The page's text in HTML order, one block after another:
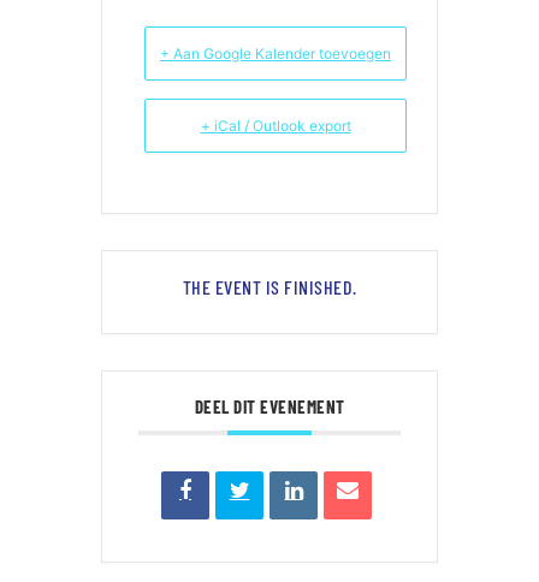
+ Aan Google Kalender toevoegen
+ iCal / Outlook export
THE EVENT IS FINISHED.
DEEL DIT EVENEMENT